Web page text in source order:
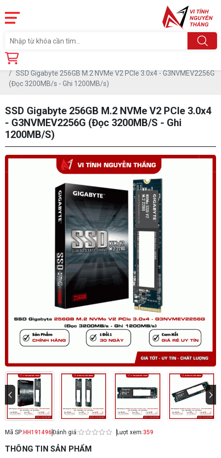
Trang chủ
SSD Gigabyte 256GB M.2 NVMe V2 PCIe 3.0x4 - G3NVMEV2256G
(Đọc 3200MB/s - Ghi 1200MB/s)
SSD Gigabyte 256GB M.2 NVMe V2 PCIe 3.0x4
- G3NVMEV2256G (Đọc 3200MB/s - Ghi
1200MB/s)
Mã SP: HH191496Đánh giá: Lượt xem:359
THÔNG TIN SẢN PHẨM